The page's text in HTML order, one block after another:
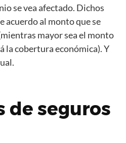
se vea afectado. Dichos
acuerdo al monto que se
mayor sea el monto
la cobertura económica). Y
de seguros